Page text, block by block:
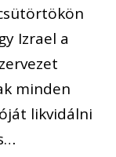
Izrael a
minden
likvidálni